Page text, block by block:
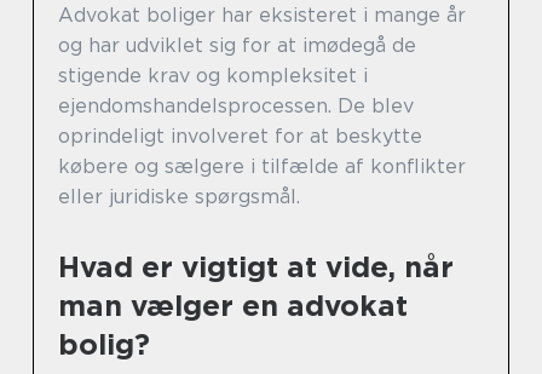
Advokat boliger har eksisteret i mange år
og har udviklet sig for at imødegå de
stigende krav og kompleksitet i
ejendomshandelsprocessen. De blev
oprindeligt involveret for at beskytte
købere og sælgere i tilfælde af konflikter
eller juridiske spørgsmål.
Hvad er vigtigt at vide, når
man vælger en advokat
bolig?